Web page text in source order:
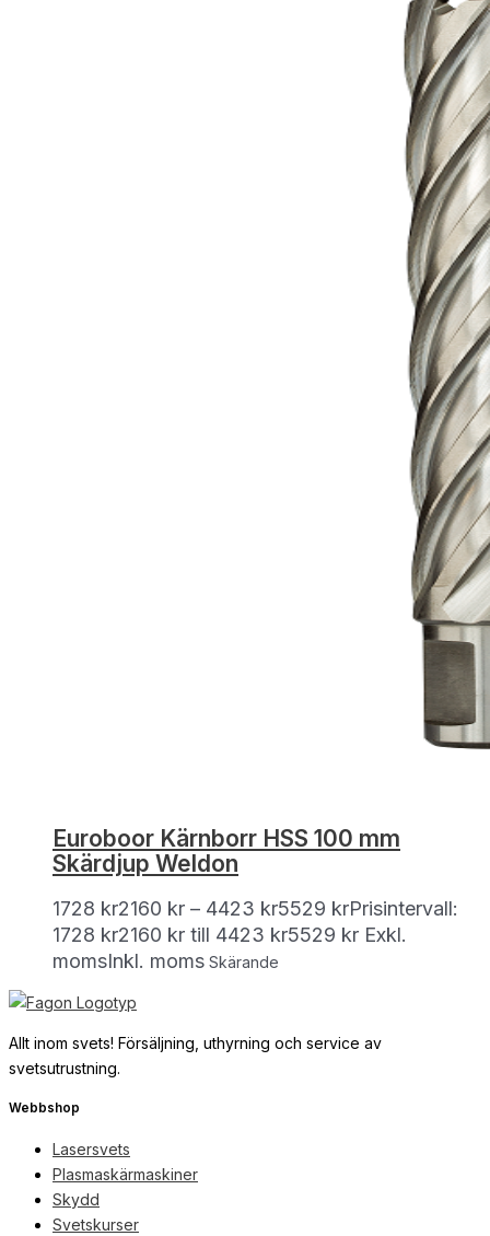
Euroboor Kärnborr HSS 100 mm
Skärdjup Weldon
1728 kr2160 kr – 4423 kr5529 krPrisintervall:
1728 kr2160 kr till 4423 kr5529 kr Exkl.
momsInkl. moms Skärande
Allt inom svets! Försäljning, uthyrning och service av
svetsutrustning.
Webbshop
Lasersvets
Plasmaskärmaskiner
Skydd
Svetskurser